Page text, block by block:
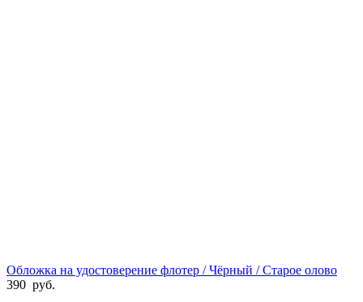
Обложка на удостоверение флотер / Чёрный / Старое олово
390 руб.